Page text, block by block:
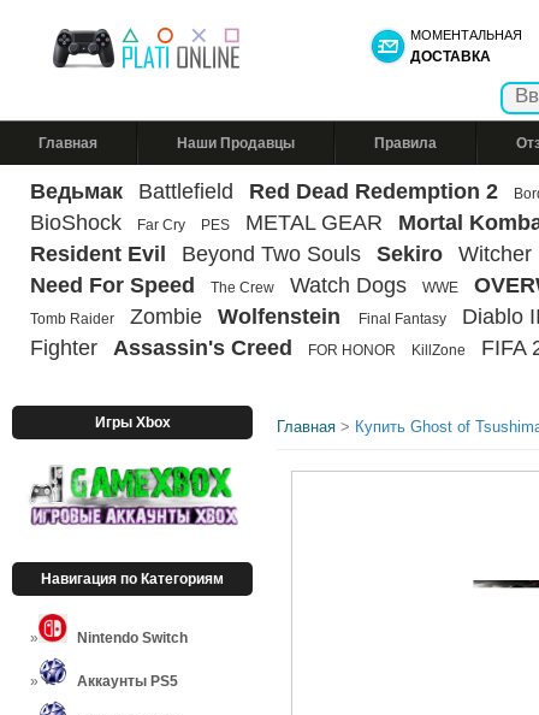
МОМЕНТАЛЬНАЯ
ДОСТАВКА
Главная Наши Продавцы Правила
Ведьмак Battlefield Red Dead Redemption 2
BioShock Far Cry PES METAL GEAR
Mortal
Resident Evil
Beyond Two Souls Sekiro
Witcher
Need For Speed
The Crew Watch Dogs WWE
Tomb Raider Zombie Wolfenstein Final Fantasy
Diablo
Fighter
Assassin's Creed FOR HONOR KillZone FIFA
Игры Xbox
Навигация по Категориям
Nintendo Switch
Аккаунты PS5
Главная > Купить Ghost of